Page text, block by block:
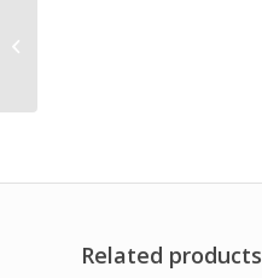
Related products